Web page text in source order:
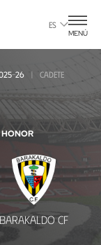
ES
MENÚ
26
CADETE
CF